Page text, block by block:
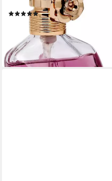
EDP, mit süßer Vanille
(152)
ab 75,90 € 85,90 €
(2.530,00 €/ 1 l)
-12%
leider ausverkauft